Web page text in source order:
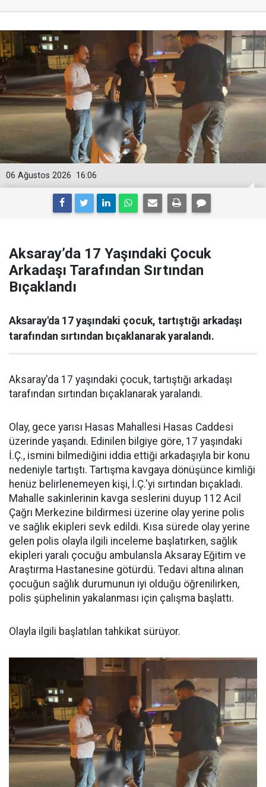
16:06
06 Ağustos 2026
Aksaray’da 17 Yaşındaki Çocuk
Arkadaşı Tarafından Sırtından
Bıçaklandı
Aksaray'da 17 yaşındaki çocuk, tartıştığı arkadaşı
tarafından sırtından bıçaklanarak yaralandı.
Aksaray'da 17 yaşındaki çocuk, tartıştığı arkadaşı
tarafından sırtından bıçaklanarak yaralandı.
Olay, gece yarısı Hasas Mahallesi Hasas Caddesi
üzerinde yaşandı. Edinilen bilgiye göre, 17 yaşındaki
İ.Ç., ismini bilmediğini iddia ettiği arkadaşıyla bir konu
nedeniyle tartıştı. Tartışma kavgaya dönüşünce kimliği
henüz belirlenemeyen kişi, İ.Ç.'yi sırtından bıçakladı.
Mahalle sakinlerinin kavga seslerini duyup 112 Acil
Çağrı Merkezine bildirmesi üzerine olay yerine polis
ve sağlık ekipleri sevk edildi. Kısa sürede olay yerine
gelen polis olayla ilgili inceleme başlatırken, sağlık
ekipleri yaralı çocuğu ambulansla Aksaray Eğitim ve
Araştırma Hastanesine götürdü. Tedavi altına alınan
çocuğun sağlık durumunun iyi olduğu öğrenilirken,
polis şüphelinin yakalanması için çalışma başlattı.
Olayla ilgili başlatılan tahkikat sürüyor.